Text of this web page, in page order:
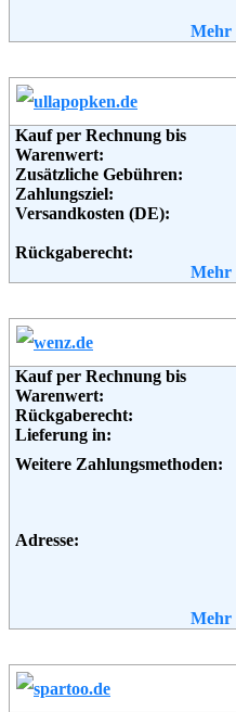
Weiterführende
Weiterführende
Informationen:
Mehr
Kauf per Rechnung bis
Warenwert:
Zusätzliche Gebühren:
Zahlungsziel:
Versandkosten (DE):
Rückgaberecht:
Weitere Zahlungsmethoden:
Adresse:
Telefon:
Fax:
Email:
Informationen:
Mehr
Kauf per Rechnung bis
Warenwert:
Rückgaberecht:
Lieferung in:
Weitere Zahlungsmethoden:
Adresse:
Weiterführende
Informationen:
Mehr